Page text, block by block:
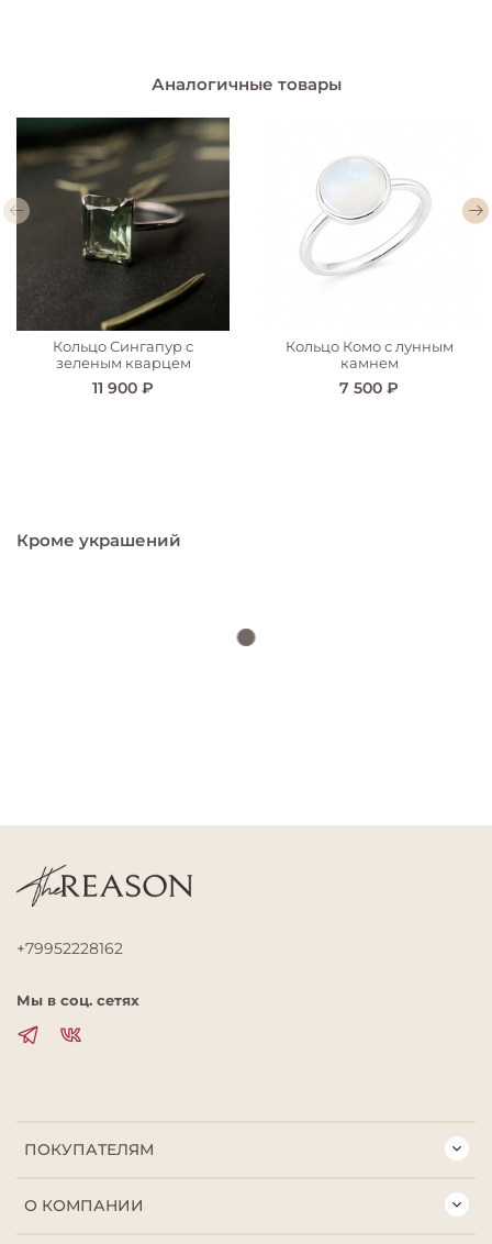
Аналогичные товары
Кольцо Сингапур с
зеленым кварцем
11 900 ₽
Кольцо Комо с лунным
камнем
7 500 ₽
Кроме украшений
ПОКУПАТЕЛЯМ
О КОМПАНИИ
+79952228162
Мы в соц. сетях